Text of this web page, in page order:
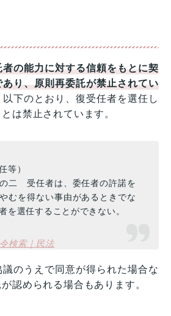
の能力に対する信頼をもとに契
り、原則再委託が禁止されてい
以下のとおり、復受任者を選任し
は禁止されています。
等）
二 受任者は、委任者の許諾を
むを得ない事由があるときでな
を選任することができない。
検索｜民法
のうえで同意が得られた場合な
認められる場合もあります。